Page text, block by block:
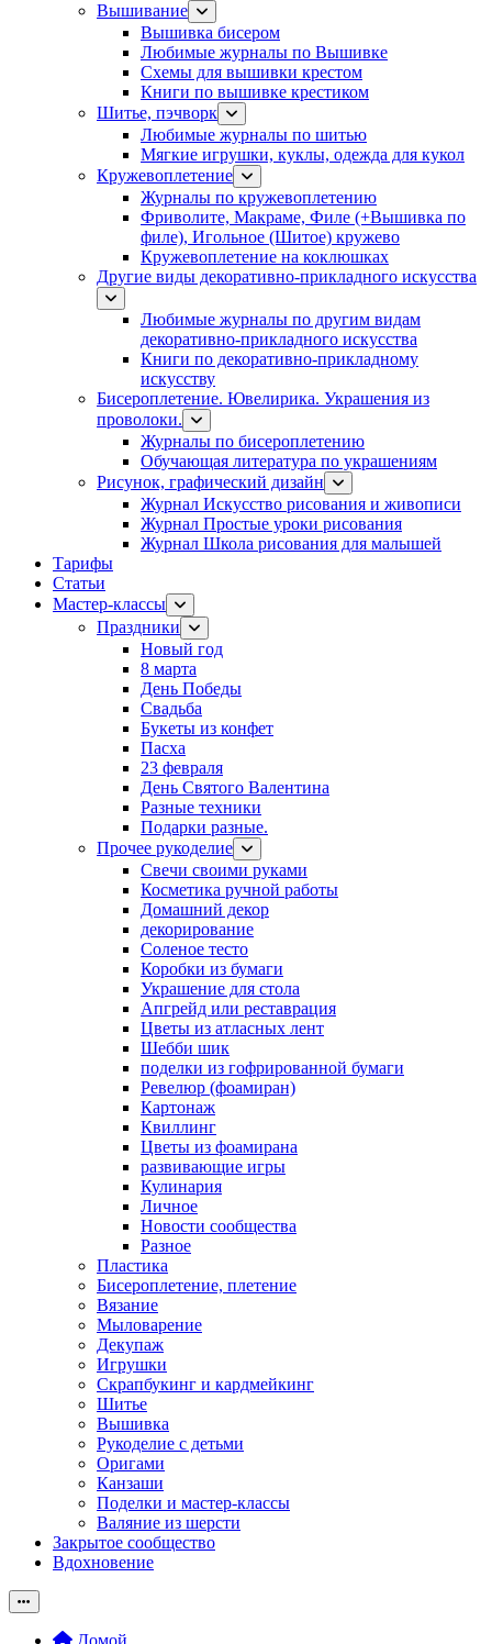
Вышивание
Вышивка бисером
Любимые журналы по Вышивке
Схемы для вышивки крестом
Книги по вышивке крестиком
Шитье, пэчворк
Любимые журналы по шитью
Мягкие игрушки, куклы, одежда для кукол
Кружевоплетение
Журналы по кружевоплетению
Фриволите, Макраме, Филе (+Вышивка по
филе), Игольное (Шитое) кружево
Кружевоплетение на коклюшках
Другие виды декоративно-прикладного искусства
Любимые журналы по другим видам
декоративно-прикладного искусства
Книги по декоративно-прикладному
искусству
Бисероплетение. Ювелирика. Украшения из
проволоки.
Журналы по бисероплетению
Обучающая литература по украшениям
Рисунок, графический дизайн
Журнал Искусство рисования и живописи
Журнал Простые уроки рисования
Журнал Школа рисования для малышей
Тарифы
Статьи
Мастер-классы
Праздники
Новый год
8 марта
День Победы
Свадьба
Букеты из конфет
Пасха
23 февраля
День Святого Валентина
Разные техники
Подарки разные.
Прочее рукоделие
Свечи своими руками
Косметика ручной работы
Домашний декор
декорирование
Соленое тесто
Коробки из бумаги
Украшение для стола
Апгрейд или реставрация
Цветы из атласных лент
Шебби шик
поделки из гофрированной бумаги
Ревелюр (фоамиран)
Картонаж
Квиллинг
Цветы из фоамирана
развивающие игры
Кулинария
Личное
Новости сообщества
Разное
Пластика
Бисероплетение, плетение
Вязание
Мыловарение
Декупаж
Игрушки
Скрапбукинг и кардмейкинг
Шитье
Вышивка
Рукоделие с детьми
Оригами
Канзаши
Поделки и мастер-классы
Валяние из шерсти
Закрытое сообщество
Вдохновение
Домой